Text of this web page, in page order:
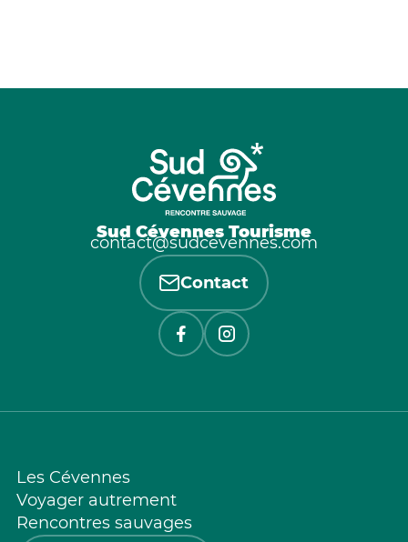
Sud Cévennes Tourisme
contact@sudcevennes.com
Contact
Les Cévennes
Voyager autrement
Rencontres sauvages